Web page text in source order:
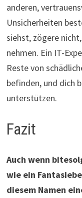
anderen,
Unsicherheiten
siehst, zögere
nehmen. Ein IT-
Reste von
befinden, und dich
unterstützen.
Fazit
Auch wenn
wie ein
diesem Namen